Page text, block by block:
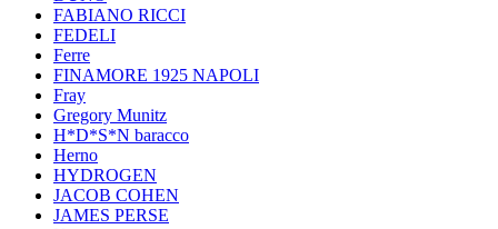
FABIANO RICCI
FEDELI
Ferre
FINAMORE 1925 NAPOLI
Fray
Gregory Munitz
H*D*S*N baracco
Herno
HYDROGEN
JACOB COHEN
JAMES PERSE